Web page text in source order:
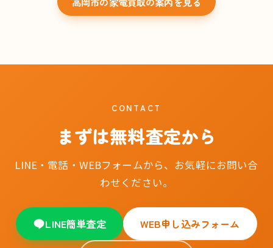
CONTACT
まずは無料査定から
LINE・電話・WEBフォームから、お気軽にお問い合
わせください。
LINE簡単査定 WEB申し込みフォーム